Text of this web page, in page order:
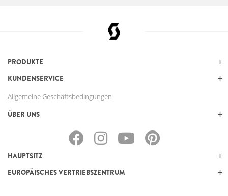
PRODUKTE
KUNDENSERVICE
Allgemeine Geschäftsbedingungen
ÜBER UNS
HAUPTSITZ
EUROPÄISCHES VERTRIEBSZENTRUM